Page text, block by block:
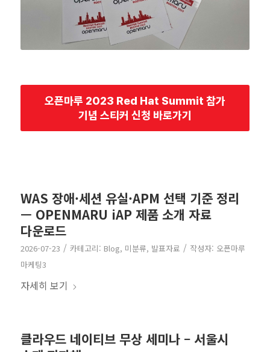
오픈마루 2023 Red Hat Summit 참가
기념 스티커 신청 바로가기
WAS 장애·세션 유실·APM 선택 기준 정리
— OPENMARU iAP 제품 소개 자료
다운로드
2026-07-23 / 카테고리: Blog, 미분류, 발표자료 / 작성자: 오픈마루
마케팅3
자세히 보기
클라우드 네이티브 무상 세미나 – 서울시